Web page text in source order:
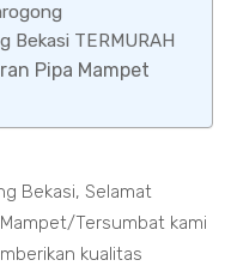
Bekasi TERMURAH
Pipa Mampet
Bekasi, Selamat
Tersumbat kami
kualitas